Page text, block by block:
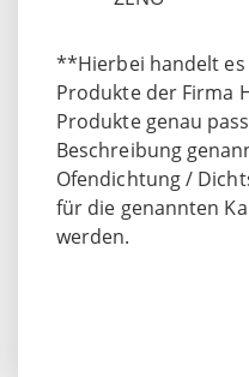
**Hierbei handelt
Produkte der Firma
Produkte genau
Beschreibung
Ofendichtung /
für die genannten
werden.